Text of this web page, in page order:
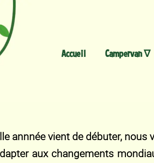
Accueil Campervan ∇
annnée vient de débuter,
aux changements